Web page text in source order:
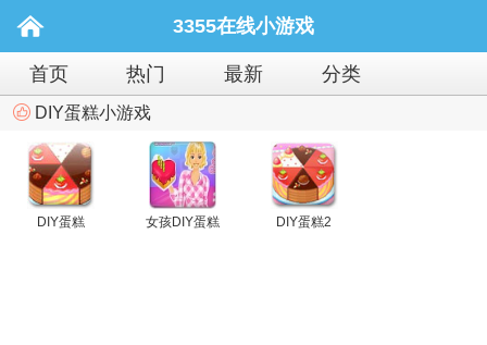
3355在线小游戏
首页 热门 最新 分类
DIY蛋糕小游戏
DIY蛋糕 女孩DIY蛋糕 DIY蛋糕2